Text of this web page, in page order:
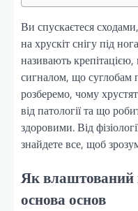
Ви спускаєтеся
на хрускіт снігу під
називають
сигналом, що суглобам
розберемо, чому
від патології та що
здоровими. Від
знайдете все, щоб
Як влаштований
основа основ